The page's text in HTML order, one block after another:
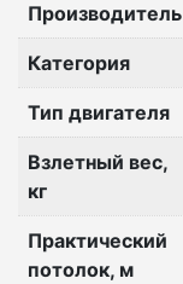
Производитель
Категория
Тип двигателя
Взлетный вес,
кг
Практический
потолок, м